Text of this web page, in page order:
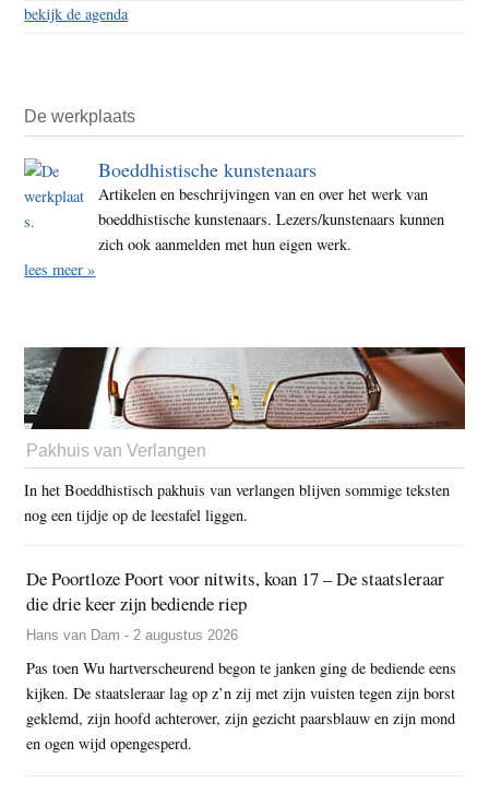
bekijk de agenda
De werkplaats
Boeddhistische kunstenaars
Artikelen en beschrijvingen van en over het werk van
boeddhistische kunstenaars. Lezers/kunstenaars kunnen
zich ook aanmelden met hun eigen werk.
lees meer »
Pakhuis van Verlangen
In het Boeddhistisch pakhuis van verlangen blijven sommige teksten
nog een tijdje op de leestafel liggen.
De Poortloze Poort voor nitwits, koan 17 – De staatsleraar
die drie keer zijn bediende riep
Hans van Dam - 2 augustus 2026
Pas toen Wu hartverscheurend begon te janken ging de bediende eens
kijken. De staatsleraar lag op z’n zij met zijn vuisten tegen zijn borst
geklemd, zijn hoofd achterover, zijn gezicht paarsblauw en zijn mond
en ogen wijd opengesperd.